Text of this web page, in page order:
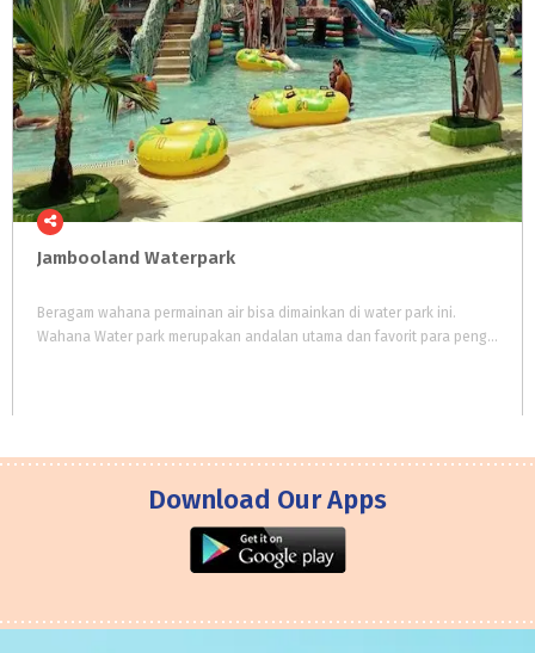
Jambooland Waterpark
Beragam wahana permainan air bisa dimainkan di water park ini.
Wahana Water park merupakan andalan utama dan favorit para pengunjung Jambooland.
Download Our Apps